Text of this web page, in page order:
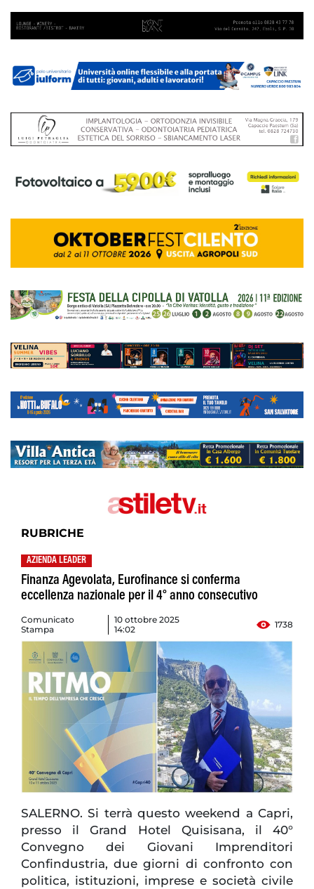
RUBRICHE
AZIENDA LEADER
Finanza Agevolata, Eurofinance si conferma
eccellenza nazionale per il 4° anno consecutivo
Comunicato
Stampa
10 ottobre 2025
14:02
1738
SALERNO. Si terrà questo weekend a Capri,
presso il Grand Hotel Quisisana, il 40°
Convegno dei Giovani Imprenditori
Confindustria, due giorni di confronto con
politica, istituzioni, imprese e società civile